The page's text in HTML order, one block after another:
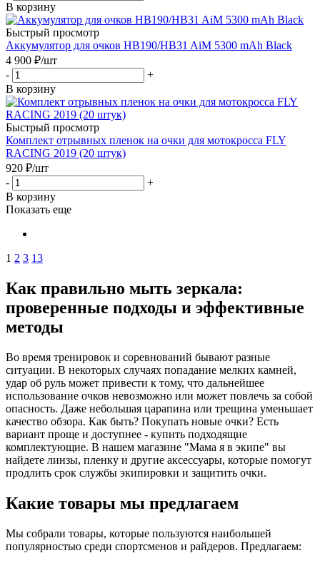
В корзину
Быстрый просмотр
Аккумулятор для очков HB190/HB31 AiM 5300 mAh Black
4 900 ₽/шт
-
+
В корзину
Быстрый просмотр
Комплект отрывных пленок на очки для мотокросса FLY
RACING 2019 (20 штук)
920 ₽/шт
-
+
В корзину
Показать еще
1 2 3 13
Как правильно мыть зеркала:
проверенные подходы и эффективные
методы
Во время тренировок и соревнований бывают разные
ситуации. В некоторых случаях попадание мелких камней,
удар об руль может привести к тому, что дальнейшее
использование очков невозможно или может повлечь за собой
опасность. Даже небольшая царапина или трещина уменьшает
качество обзора. Как быть? Покупать новые очки? Есть
вариант проще и доступнее - купить подходящие
комплектующие. В нашем магазине "Мама я в экипе" вы
найдете линзы, пленку и другие аксессуары, которые помогут
продлить срок службы экипировки и защитить очки.
Какие товары мы предлагаем
Мы собрали товары, которые пользуются наибольшей
популярностью среди спортсменов и райдеров. Предлагаем: